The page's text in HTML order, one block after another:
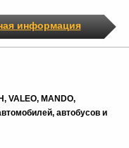
информация
VALEO, MANDO,
автобусов и